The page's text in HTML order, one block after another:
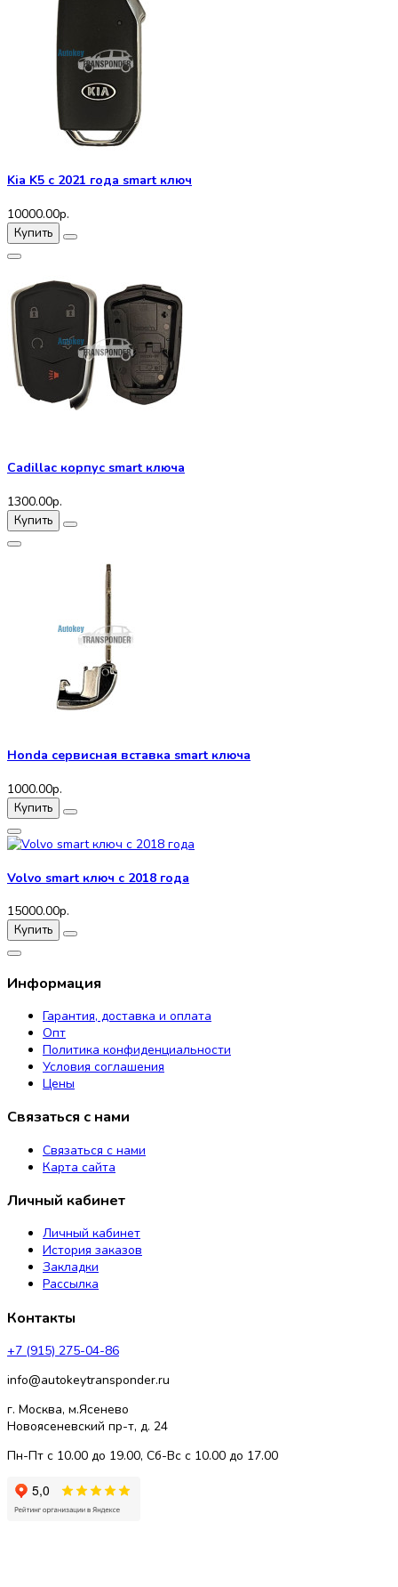
Kia K5 с 2021 года smart ключ
10000.00р.
Купить
Cadillac корпус smart ключа
1300.00р.
Купить
Honda сервисная вставка smart ключа
1000.00р.
Купить
Volvo smart ключ с 2018 года
15000.00р.
Купить
Информация
Гарантия, доставка и оплата
Опт
Политика конфиденциальности
Условия соглашения
Цены
Связаться с нами
Связаться с нами
Карта сайта
Личный кабинет
Личный кабинет
История заказов
Закладки
Рассылка
Контакты
+7 (915) 275-04-86
info@autokeytransponder.ru
г. Москва, м.Ясенево
Новоясеневский пр-т, д. 24
Пн-Пт с 10.00 до 19.00, Сб-Вс с 10.00 до 17.00